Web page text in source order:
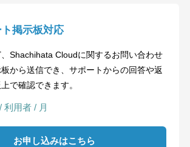
掲示板対応
Shachihata Cloudに関するお問い合わせ
から送信でき、サポートからの回答や返
で確認できます。
利用者 / 月
お申し込みはこちら